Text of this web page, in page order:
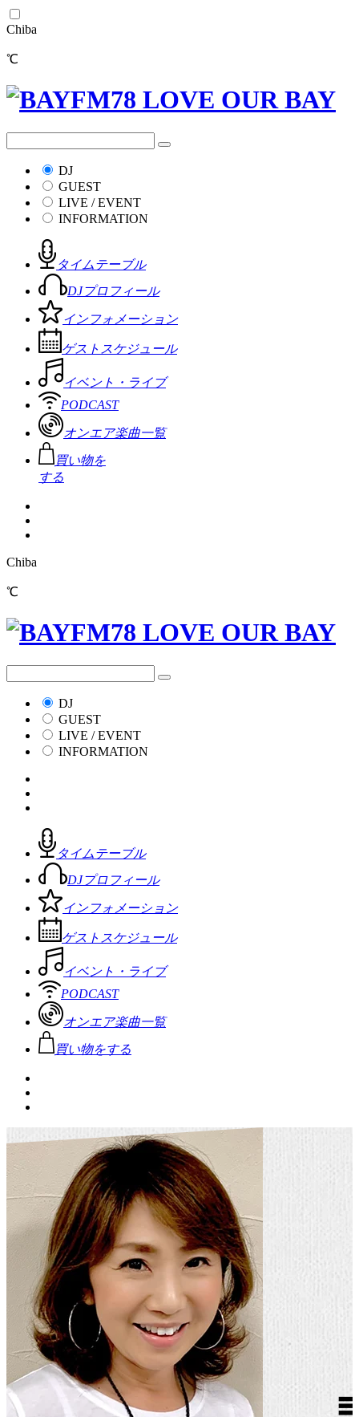
Chiba
℃
DJ
GUEST
LIVE / EVENT
INFORMATION
タイムテーブル
DJプロフィール
インフォメーション
ゲストスケジュール
イベント・ライブ
PODCAST
オンエア楽曲一覧
買い物を
する
Chiba
℃
DJ
GUEST
LIVE / EVENT
INFORMATION
タイムテーブル
DJプロフィール
インフォメーション
ゲストスケジュール
イベント・ライブ
PODCAST
オンエア楽曲一覧
買い物をする